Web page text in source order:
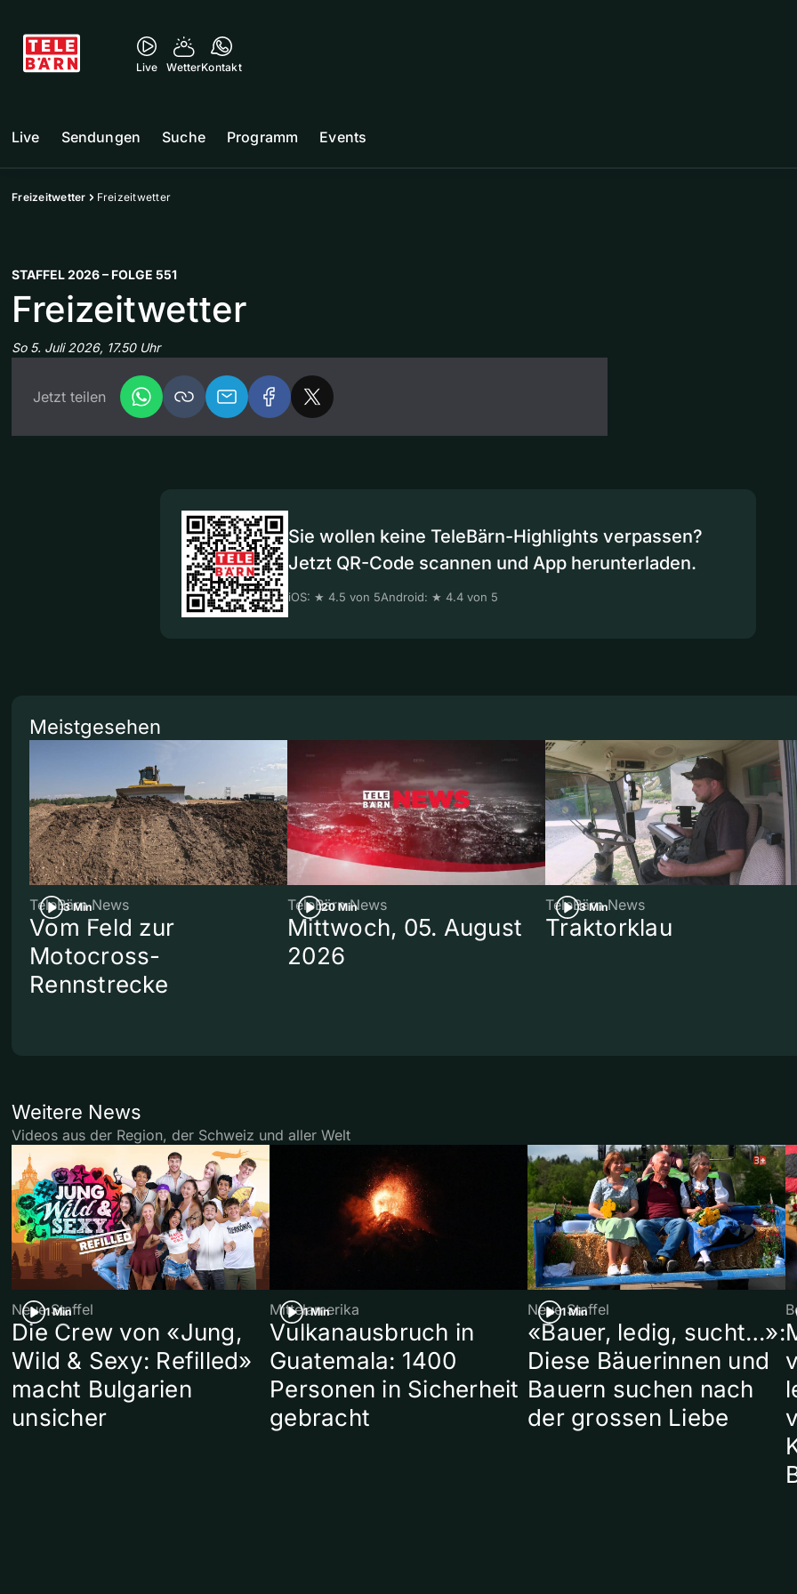
Live WetterKontakt
Live Sendungen Suche Programm Events
Freizeitwetter Freizeitwetter
STAFFEL 2026 – FOLGE 551
Freizeitwetter
So 5. Juli 2026, 17.50 Uhr
Jetzt teilen
Sie wollen keine TeleBärn-Highlights verpassen?
Jetzt QR-Code scannen und App herunterladen.
iOS: ★ 4.5 von 5Android: ★ 4.4 von 5
Meistgesehen
3 Min
TeleBärn News
Vom Feld zur
Motocross-
Rennstrecke
20 Min
TeleBärn News
Mittwoch, 05. August
2026
3 Min
TeleBärn News
Traktorklau
Weitere News
Videos aus der Region, der Schweiz und aller Welt
1 Min
Neue Staffel
Die Crew von «Jung,
Wild & Sexy: Refilled»
macht Bulgarien
unsicher
1 Min
Mittelamerika
Vulkanausbruch in
Guatemala: 1400
Personen in Sicherheit
gebracht
1 Min
Neue Staffel
«Bauer, ledig, sucht…»:
Diese Bäuerinnen und
Bauern suchen nach
der grossen Liebe